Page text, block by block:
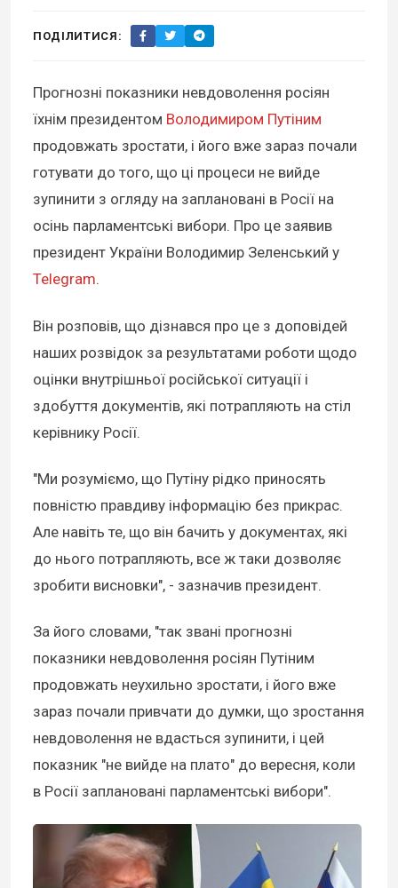
ПОДІЛИТИСЯ:
Прогнозні показники невдоволення росіян
їхнім президентом Володимиром Путіним
продовжать зростати, і його вже зараз почали
готувати до того, що ці процеси не вийде
зупинити з огляду на заплановані в Росії на
осінь парламентські вибори. Про це заявив
президент України Володимир Зеленський у
Telegram.
Він розповів, що дізнався про це з доповідей
наших розвідок за результатами роботи щодо
оцінки внутрішньої російської ситуації і
здобуття документів, які потрапляють на стіл
керівнику Росії.
"Ми розуміємо, що Путіну рідко приносять
повністю правдиву інформацію без прикрас.
Але навіть те, що він бачить у документах, які
до нього потрапляють, все ж таки дозволяє
зробити висновки", - зазначив президент.
За його словами, "так звані прогнозні
показники невдоволення росіян Путіним
продовжать неухильно зростати, і його вже
зараз почали привчати до думки, що зростання
невдоволення не вдасться зупинити, і цей
показник "не вийде на плато" до вересня, коли
в Росії заплановані парламентські вибори".